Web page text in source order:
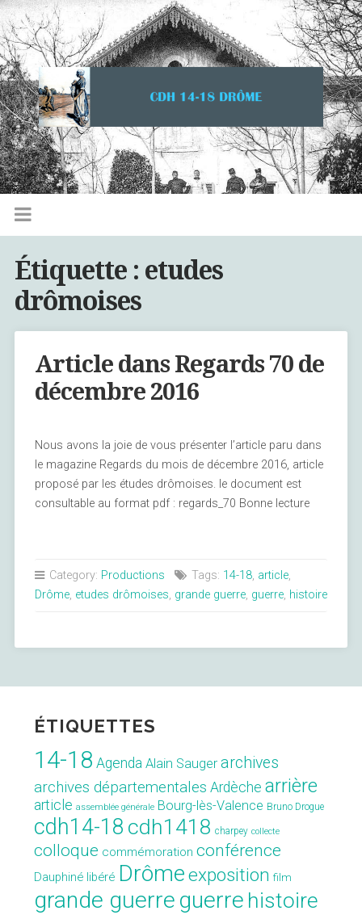
Étiquette : etudes
drômoises
Article dans Regards 70 de
décembre 2016
Nous avons la joie de vous présenter l’article paru dans
le magazine Regards du mois de décembre 2016, article
proposé par les études drômoises. le document est
consultable au format pdf : regards_70 Bonne lecture
Category: Productions Tags: 14-18, article,
Drôme, etudes drômoises, grande guerre, guerre, histoire
ÉTIQUETTES
14-18 Agenda Alain Sauger archives
archives départementales Ardèche arrière
article assemblée générale Bourg-lès-Valence Bruno Drogue
cdh14-18 cdh1418 charpey collecte
colloque commémoration conférence
Dauphiné libéré Drômeexposition film
grande guerre guerre histoire